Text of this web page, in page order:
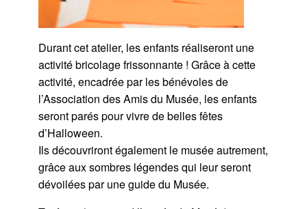
Durant cet atelier, les enfants réaliseront une
activité bricolage frissonnante ! Grâce à cette
activité, encadrée par les bénévoles de
l’Association des Amis du Musée, les enfants
seront parés pour vivre de belles fêtes
d’Halloween.
Ils découvriront également le musée autrement,
grâce aux sombres légendes qui leur seront
dévoilées par une guide du Musée.